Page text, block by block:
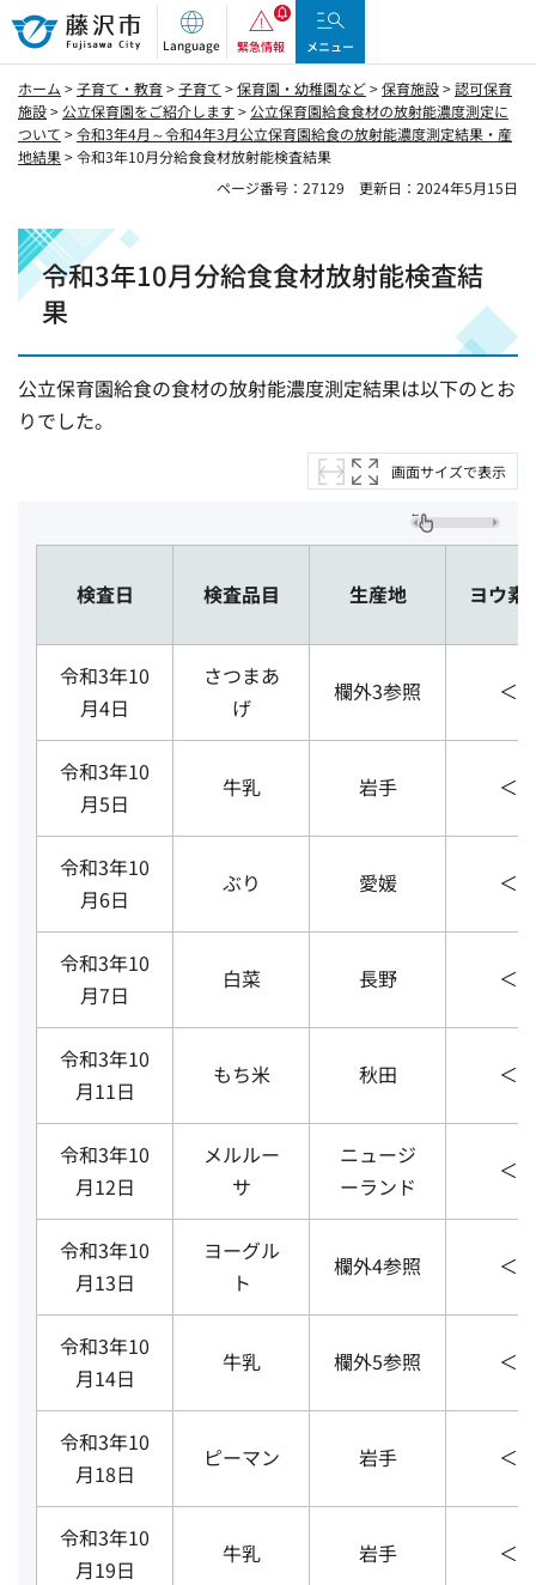
藤沢市
Language 緊急情報 メニュー
ホーム >子育て・教育>子育て >保育園・幼稚園など>保育施設>認可保育
施設>公立保育園をご紹介します>公立保育園給食食材の放射能濃度測定に
ついて >令和3年4月～令和4年3月公立保育園給食の放射能濃度測定結果・産
地結果> 令和3年10月分給食食材放射能検査結果
ページ番号：27129
更新日：2024年5月15日
令和3年10月分給食食材放射能検査結
果
公立保育園給食の食材の放射能濃度測定結果は以下のとお
りでした。
画面サイズで表示
検査日 検査品目 生産地 ヨウ素
令和3年10
月4日
さつまあ
げ
欄外3参照 ＜3
令和3年10
月5日
牛乳 岩手 ＜3
令和3年10
月6日
ぶり 愛媛 ＜3
令和3年10
月7日
白菜 長野 ＜3
令和3年10
月11日
もち米 秋田 ＜3
令和3年10
月12日
メルルー
サ
ニュージ
ーランド
＜3
令和3年10
月13日
ヨーグル
ト
欄外4参照 ＜3
令和3年10
月14日
牛乳 欄外5参照 ＜3
令和3年10
月18日
ピーマン 岩手 ＜3
令和3年10
月19日
牛乳 岩手 ＜3